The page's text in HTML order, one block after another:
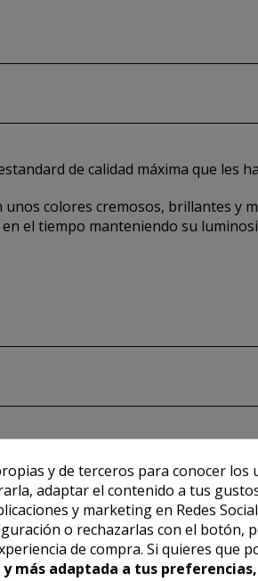
de calidad máxima que les
colores cremosos, brillantes y
el tiempo manteniendo su
y de terceros para conocer los
adaptar el contenido a tus
y marketing en Redes
o rechazarlas con el botón,
de compra. Si quieres que
más adaptada a tus